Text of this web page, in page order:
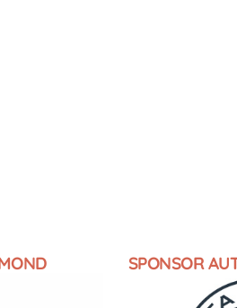
SPONSOR